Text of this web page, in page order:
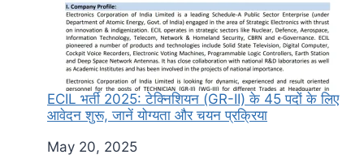
ECIL भर्ती 2025: टेक्निशियन (GR-II) के 45 पदों के लिए
आवेदन शुरू, जानें योग्यता और चयन प्रक्रिया
Date
May 20, 2025